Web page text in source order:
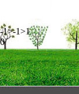
-1>-1>1
0